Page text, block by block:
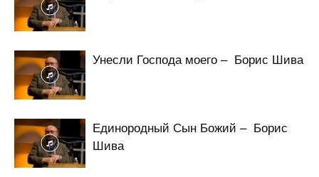
Унесли Господа моего – Борис Шива
Единородный Сын Божий – Борис
Шива